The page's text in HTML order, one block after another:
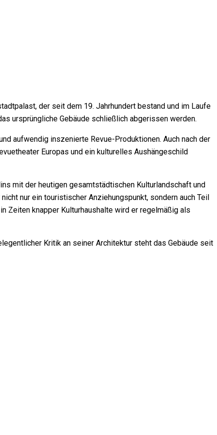
der seit dem 19. Jahrhundert bestand und im Laufe
ursprüngliche Gebäude schließlich abgerissen werden.
aufwendig inszenierte Revue-Produktionen. Auch nach der
Europas und ein kulturelles Aushängeschild
mit der heutigen gesamtstädtischen Kulturlandschaft und
nur ein touristischer Anziehungspunkt, sondern auch Teil
Zeiten knapper Kulturhaushalte wird er regelmäßig als
Kritik an seiner Architektur steht das Gebäude seit